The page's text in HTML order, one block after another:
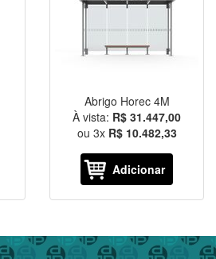
Abrigo Horec 4M
À vista: R$ 31.447,00
ou 3x R$ 10.482,33
Adicionar